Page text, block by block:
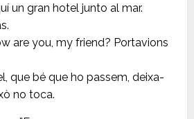
un gran hotel junto al mar.
are you, my friend? Portavions
que bé que ho passem, deixa-
no toca.